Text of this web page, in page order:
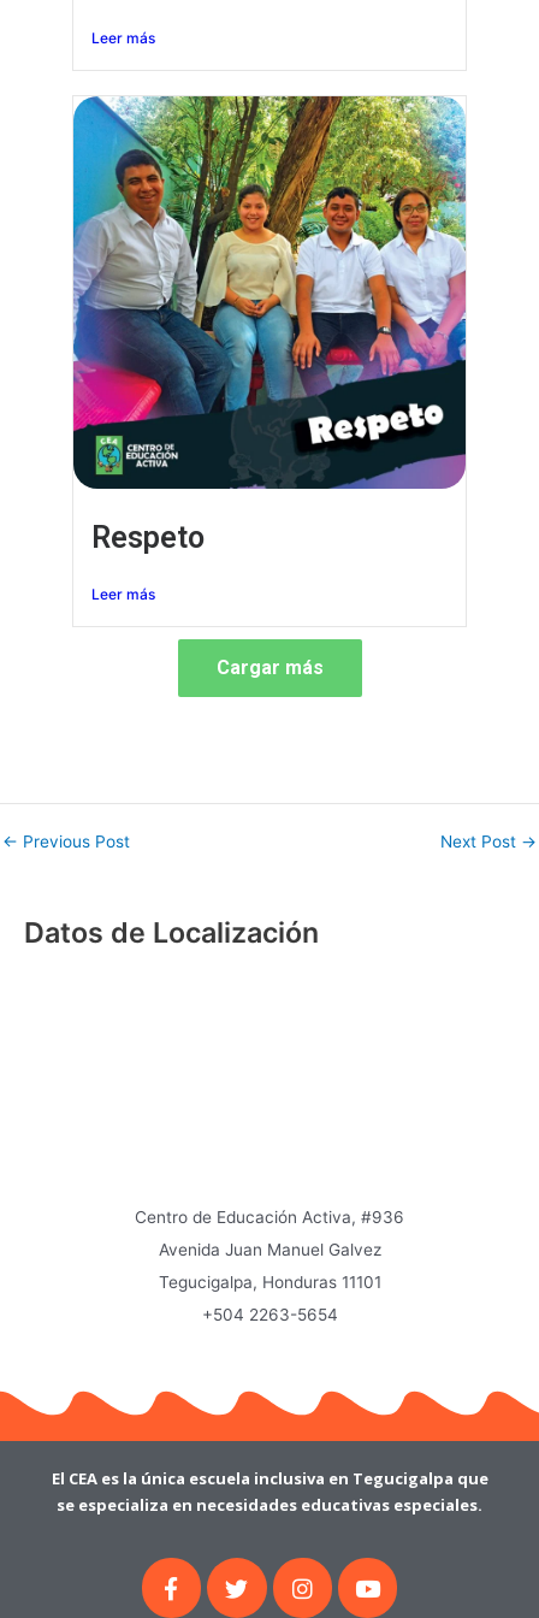
Leer más
Respeto
Leer más
Cargar más
← Previous Post Next Post →
Datos de Localización
Centro de Educación Activa, #936
Avenida Juan Manuel Galvez
Tegucigalpa, Honduras 11101
+504 2263-5654
El CEA es la única escuela inclusiva en Tegucigalpa que
se especializa en necesidades educativas especiales.
F
a
T
w
I
n
Y
o